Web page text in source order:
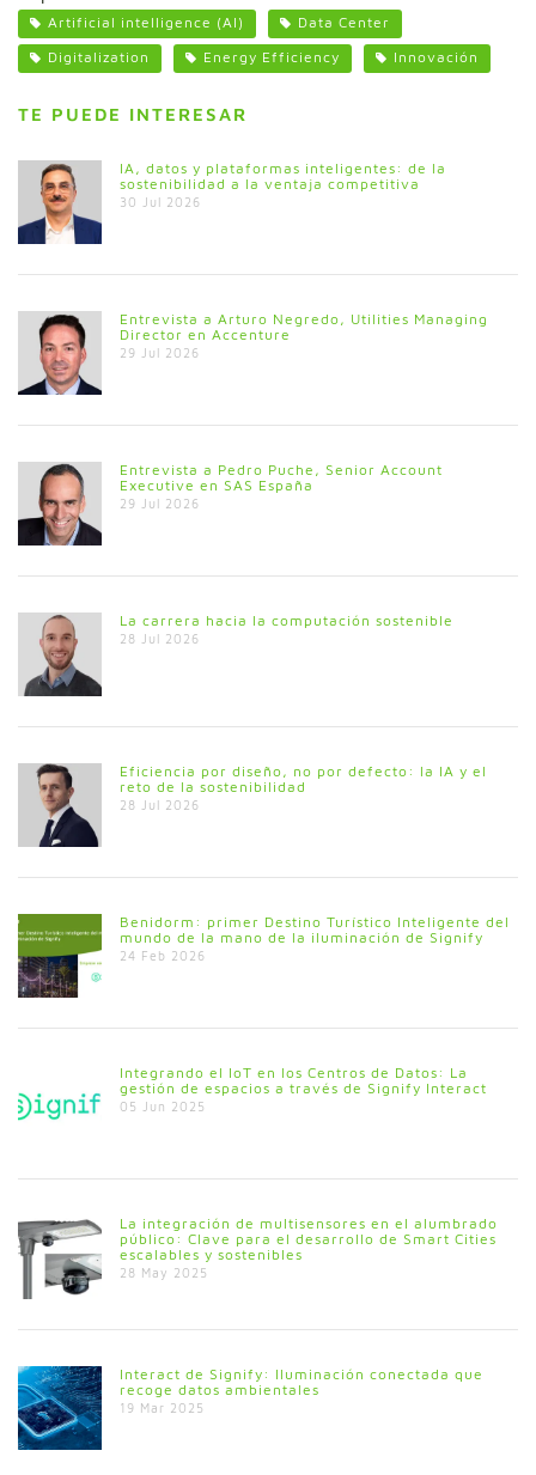
Artificial intelligence (AI)
Data Center
Digitalization
Energy Efficiency Innovación
TE PUEDE INTERESAR
IA, datos y plataformas inteligentes: de la
sostenibilidad a la ventaja competitiva
30 Jul 2026
Entrevista a Arturo Negredo, Utilities Managing
Director en Accenture
29 Jul 2026
Entrevista a Pedro Puche, Senior Account
Executive en SAS España
29 Jul 2026
La carrera hacia la computación sostenible
28 Jul 2026
Eficiencia por diseño, no por defecto: la IA y el
reto de la sostenibilidad
28 Jul 2026
Benidorm: primer Destino Turístico Inteligente del
mundo de la mano de la iluminación de Signify
24 Feb 2026
Integrando el IoT en los Centros de Datos: La
gestión de espacios a través de Signify Interact
05 Jun 2025
La integración de multisensores en el alumbrado
público: Clave para el desarrollo de Smart Cities
escalables y sostenibles
28 May 2025
Interact de Signify: Iluminación conectada que
recoge datos ambientales
19 Mar 2025